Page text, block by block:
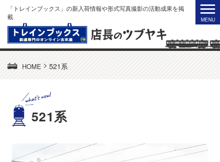
「トレインブックス」の新入荷情報や形式写真撮影の活動成果を掲
載
HOME > 521系
521系